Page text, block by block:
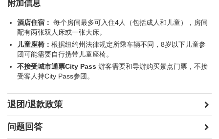
康宁玻璃博物馆 (自费)
$25 免费 (0-17岁) $22 (65+)
尼亚加拉瀑布
雾中少女号 (自费)
$33
附加信息
酒店住宿： 每个房间最多可入住4人（包括成人和儿童），房间
配有两张双人床或一张大床。
儿童座椅： 根据纽约州法律规定所乘车辆不同，8岁以下儿童参
团可能需要自行携带儿童座椅。
不接受城市通票City Pass 游客需要和导游购买景点门票，不接
受客人持City Pass参团。
退团/退款政策
问题回答